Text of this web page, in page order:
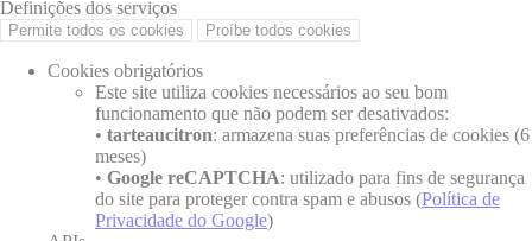
Definições dos serviços
Permite todos os cookies Proíbe todos cookies
Cookies obrigatórios
Este site utiliza cookies necessários ao seu bom
funcionamento que não podem ser desativados:
• tarteaucitron: armazena suas preferências de cookies (6
meses)
• Google reCAPTCHA: utilizado para fins de segurança
do site para proteger contra spam e abusos (Política de
Privacidade do Google)